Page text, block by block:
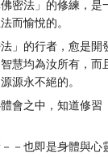
密法」的修練，
而愉悅的。
」的行者，愈是開
慧均為汝所有，
源永不絕的。
會之中，知道修習
－也即是身體與